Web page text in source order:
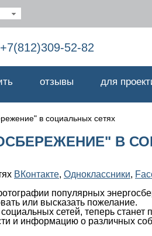
+7(812)309-52-82
отзывы для
в социальных сетях
В
ВКонтакте, Одноклассники,
популярных
или высказать пожелание.
сетей, теперь
и информацию о различных